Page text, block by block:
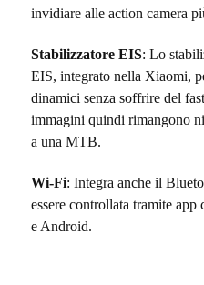
invidiare alle action camera
Stabilizzatore EIS: Lo
EIS, integrato nella Xiaomi,
dinamici senza soffrire del
immagini quindi rimangono
a una MTB.
Wi-Fi: Integra anche il
essere controllata tramite
e Android.